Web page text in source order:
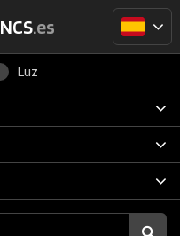
NCS.es
Luz